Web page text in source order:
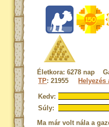
Életkora: 6278 nap
TP: 21955
Kedv:
Súly:
Ma már volt nála a